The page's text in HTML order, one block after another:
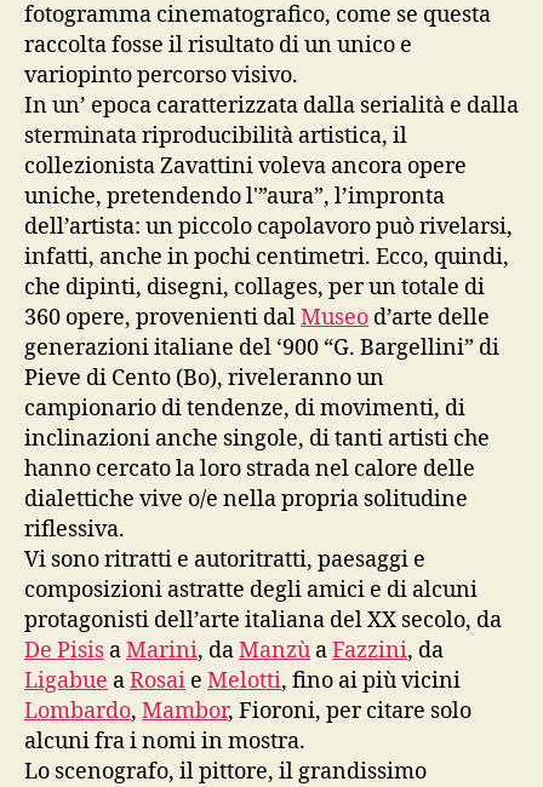
fotogramma cinematografico, come se questa
raccolta fosse il risultato di un unico e
variopinto percorso visivo.
In un’ epoca caratterizzata dalla serialità e dalla
sterminata riproducibilità artistica, il
collezionista Zavattini voleva ancora opere
uniche, pretendendo l'”aura”, l’impronta
dell’artista: un piccolo capolavoro può rivelarsi,
infatti, anche in pochi centimetri. Ecco, quindi,
che dipinti, disegni, collages, per un totale di
360 opere, provenienti dalMuseo d’arte delle
generazioni italiane del ‘900 “G. Bargellini” di
Pieve di Cento (Bo), riveleranno un
campionario di tendenze, di movimenti, di
inclinazioni anche singole, di tanti artisti che
hanno cercato la loro strada nel calore delle
dialettiche vive o/e nella propria solitudine
riflessiva.
Vi sono ritratti e autoritratti, paesaggi e
composizioni astratte degli amici e di alcuni
protagonisti dell’arte italiana del XX secolo, da
De Pisis aMarini, daManzù aFazzini, da
Ligabue aRosai e Melotti, fino ai più vicini
Lombardo, Mambor, Fioroni, per citare solo
alcuni fra i nomi in mostra.
Lo scenografo, il pittore, il grandissimo